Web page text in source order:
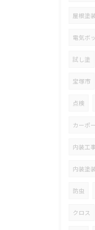
屋根塗
電気ボ
試し塗
宝塚市
点検
カーポ
内装工
内装塗
防虫
クロス